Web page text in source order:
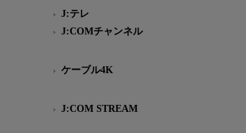
J:テレ
J:COMチャンネル
ケーブル4K
J:COM STREAM